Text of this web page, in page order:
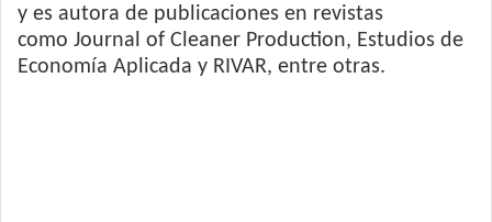
y es autora de publicaciones en revistas
como Journal of Cleaner Production, Estudios de
Economía Aplicada y RIVAR, entre otras.